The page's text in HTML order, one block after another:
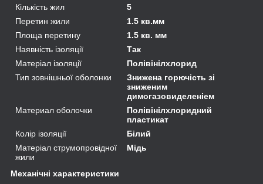
Кількість жил
5
Перетин жили
1.5 кв.мм
Площа перетину
1.5 кв. мм
Наявність ізоляції
Так
Матеріал ізоляції
Полівінілхлорид
Тип зовнішньої оболонки
Знижена горючість зі
зниженим
димогазовиделеніем
Материал оболочки
Полівінілхлоридний
пластикат
Колір ізоляції
Білий
Матеріал струмопровідної
жили
Мідь
Механічні характеристики